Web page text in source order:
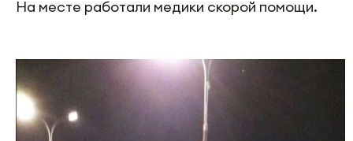
На месте работали медики скорой помощи.